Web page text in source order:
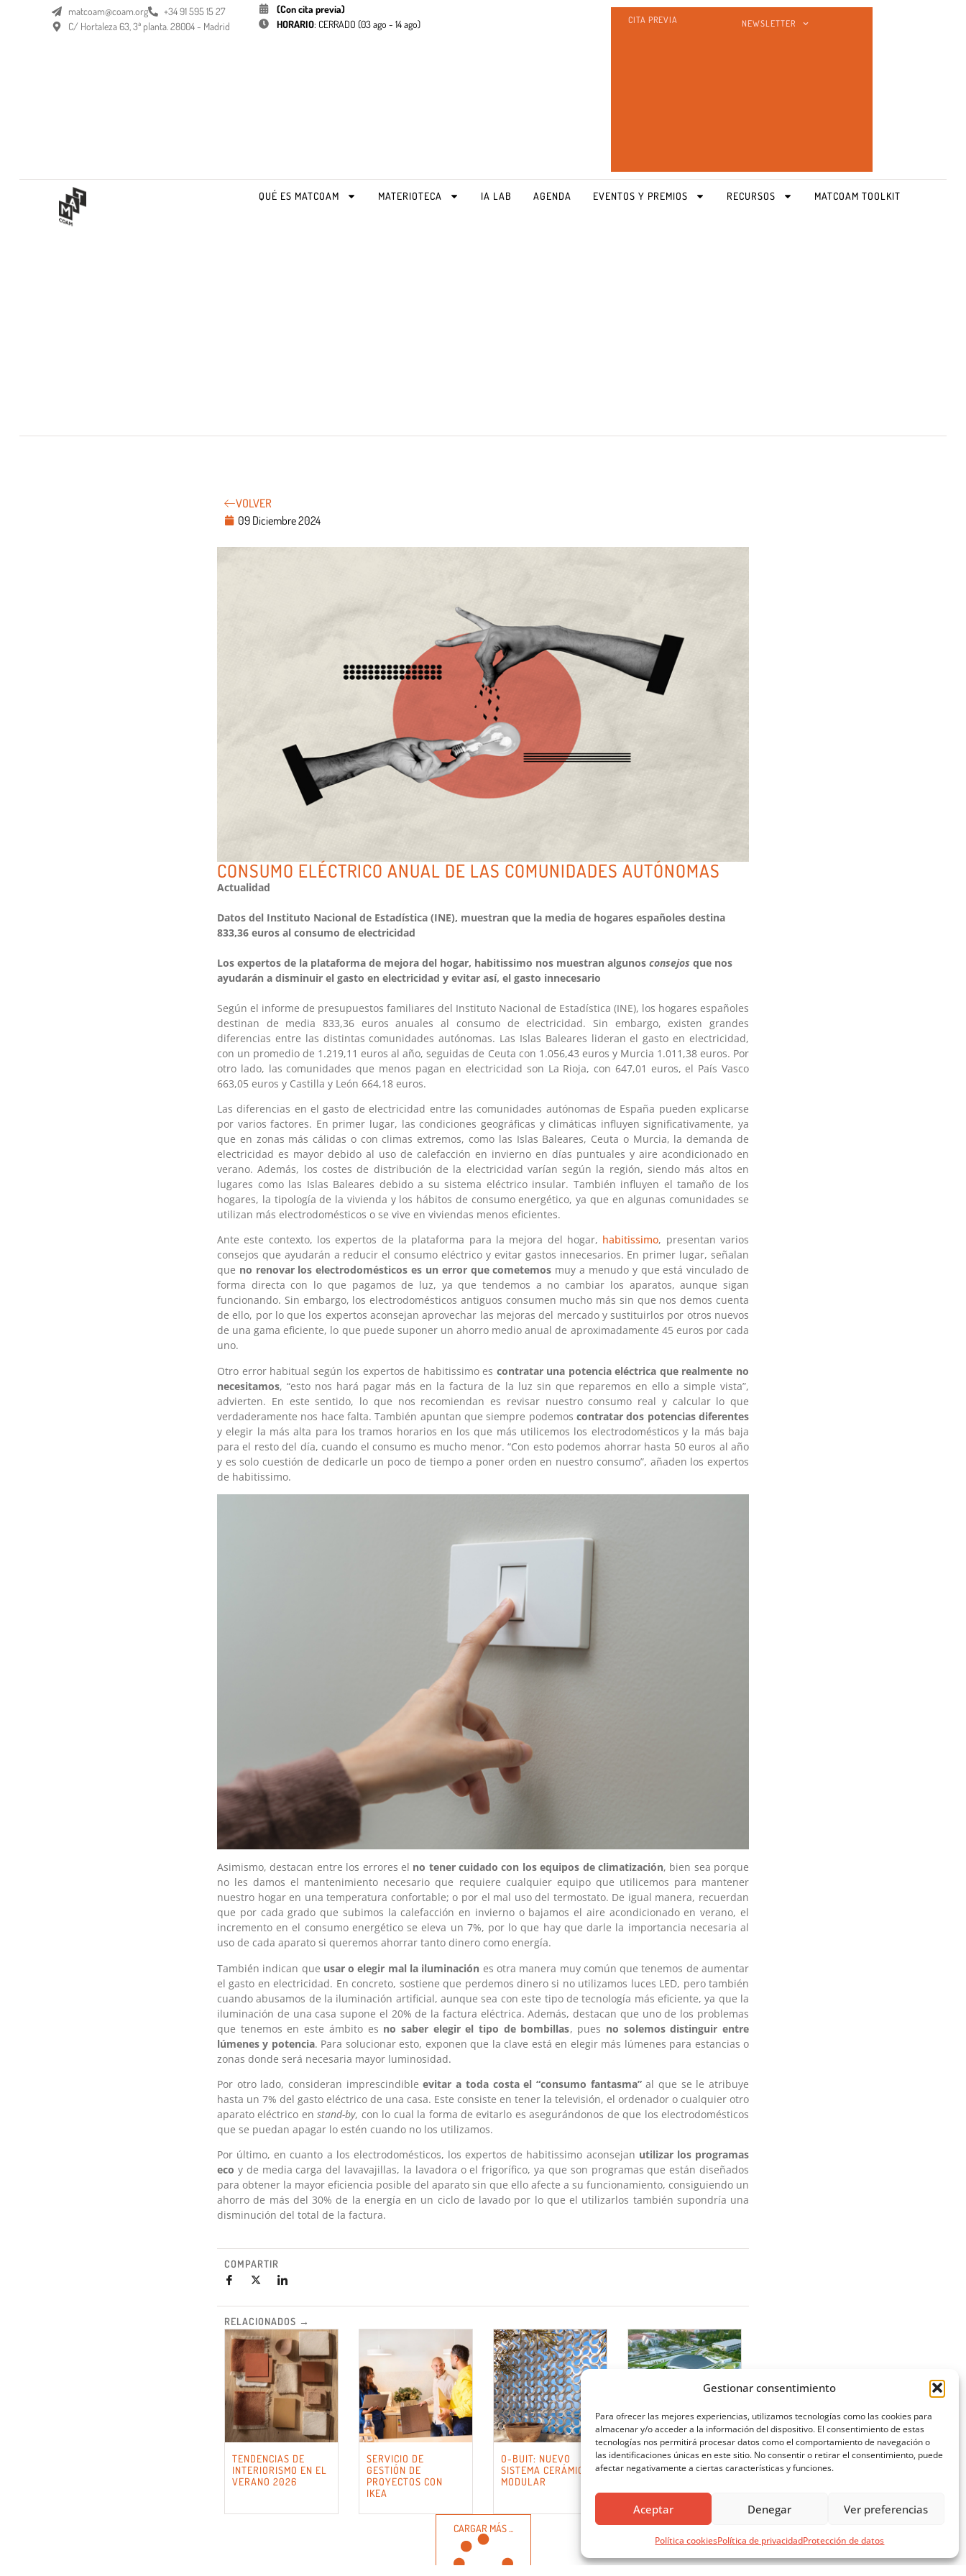
Gestionar consentimiento
Para ofrecer las mejores experiencias, utilizamos tecnologías como las cookies para
almacenar y/o acceder a la información del dispositivo. El consentimiento de estas
tecnologías nos permitirá procesar datos como el comportamiento de navegación o
las identificaciones únicas en este sitio. No consentir o retirar el consentimiento, puede
afectar negativamente a ciertas características y funciones.
Aceptar Denegar Ver preferencias
Política cookiesPolítica de privacidadProtección de datos
matcoam@coam.org
+34 91 595 15 27
C/ Hortaleza 63, 3ª planta. 28004 - Madrid
(Con cita previa)
HORARIO: CERRADO (03 ago - 14 ago) CITA PREVIA NEWSLETTER
QUÉ ES MATCOAM MATERIOTECA IA LAB AGENDA EVENTOS Y PREMIOS RECURSOS MATCOAM TOOLKIT
VOLVER
09 Diciembre 2024
CONSUMO ELÉCTRICO ANUAL DE LAS COMUNIDADES AUTÓNOMAS
Actualidad
Datos del Instituto Nacional de Estadística (INE), muestran que la media de hogares españoles destina
833,36 euros al consumo de electricidad
Los expertos de la plataforma de mejora del hogar, habitissimo nos muestran algunos consejos que nos
ayudarán a disminuir el gasto en electricidad y evitar así, el gasto innecesario
Según el informe de presupuestos familiares del Instituto Nacional de Estadística (INE), los hogares españoles
destinan de media 833,36 euros anuales al consumo de electricidad. Sin embargo, existen grandes
diferencias entre las distintas comunidades autónomas. Las Islas Baleares lideran el gasto en electricidad,
con un promedio de 1.219,11 euros al año, seguidas de Ceuta con 1.056,43 euros y Murcia 1.011,38 euros. Por
otro lado, las comunidades que menos pagan en electricidad son La Rioja, con 647,01 euros, el País Vasco
663,05 euros y Castilla y León 664,18 euros.
Las diferencias en el gasto de electricidad entre las comunidades autónomas de España pueden explicarse
por varios factores. En primer lugar, las condiciones geográficas y climáticas influyen significativamente, ya
que en zonas más cálidas o con climas extremos, como las Islas Baleares, Ceuta o Murcia, la demanda de
electricidad es mayor debido al uso de calefacción en invierno en días puntuales y aire acondicionado en
verano. Además, los costes de distribución de la electricidad varían según la región, siendo más altos en
lugares como las Islas Baleares debido a su sistema eléctrico insular. También influyen el tamaño de los
hogares, la tipología de la vivienda y los hábitos de consumo energético, ya que en algunas comunidades se
utilizan más electrodomésticos o se vive en viviendas menos eficientes.
Ante este contexto, los expertos de la plataforma para la mejora del hogar, habitissimo, presentan varios
consejos que ayudarán a reducir el consumo eléctrico y evitar gastos innecesarios. En primer lugar, señalan
que no renovar los electrodomésticos es un error que cometemos muy a menudo y que está vinculado de
forma directa con lo que pagamos de luz, ya que tendemos a no cambiar los aparatos, aunque sigan
funcionando. Sin embargo, los electrodomésticos antiguos consumen mucho más sin que nos demos cuenta
de ello, por lo que los expertos aconsejan aprovechar las mejoras del mercado y sustituirlos por otros nuevos
de una gama eficiente, lo que puede suponer un ahorro medio anual de aproximadamente 45 euros por cada
uno.
Otro error habitual según los expertos de habitissimo es contratar una potencia eléctrica que realmente no
necesitamos, “esto nos hará pagar más en la factura de la luz sin que reparemos en ello a simple vista”,
advierten. En este sentido, lo que nos recomiendan es revisar nuestro consumo real y calcular lo que
verdaderamente nos hace falta. También apuntan que siempre podemos contratar dos potencias diferentes
y elegir la más alta para los tramos horarios en los que más utilicemos los electrodomésticos y la más baja
para el resto del día, cuando el consumo es mucho menor. “Con esto podemos ahorrar hasta 50 euros al año
y es solo cuestión de dedicarle un poco de tiempo a poner orden en nuestro consumo”, añaden los expertos
de habitissimo.
Asimismo, destacan entre los errores el no tener cuidado con los equipos de climatización, bien sea porque
no les damos el mantenimiento necesario que requiere cualquier equipo que utilicemos para mantener
nuestro hogar en una temperatura confortable; o por el mal uso del termostato. De igual manera, recuerdan
que por cada grado que subimos la calefacción en invierno o bajamos el aire acondicionado en verano, el
incremento en el consumo energético se eleva un 7%, por lo que hay que darle la importancia necesaria al
uso de cada aparato si queremos ahorrar tanto dinero como energía.
También indican que usar o elegir mal la iluminación es otra manera muy común que tenemos de aumentar
el gasto en electricidad. En concreto, sostiene que perdemos dinero si no utilizamos luces LED, pero también
cuando abusamos de la iluminación artificial, aunque sea con este tipo de tecnología más eficiente, ya que la
iluminación de una casa supone el 20% de la factura eléctrica. Además, destacan que uno de los problemas
que tenemos en este ámbito es no saber elegir el tipo de bombillas, pues no solemos distinguir entre
lúmenes y potencia. Para solucionar esto, exponen que la clave está en elegir más lúmenes para estancias o
zonas donde será necesaria mayor luminosidad.
Por otro lado, consideran imprescindibleevitar a toda costa el “consumo fantasma”al que se le atribuye
hasta un 7% del gasto eléctrico de una casa. Este consiste en tener la televisión, el ordenador o cualquier otro
aparato eléctrico enstand-by, con lo cual la forma de evitarlo es asegurándonos de que los electrodomésticos
que se puedan apagar lo estén cuando no los utilizamos.
Por último, en cuanto a los electrodomésticos, los expertos de habitissimo aconsejan utilizar los programas
eco y de media carga del lavavajillas, la lavadora o el frigorífico, ya que son programas que están diseñados
para obtener la mayor eficiencia posible del aparato sin que ello afecte a su funcionamiento, consiguiendo un
ahorro de más del 30% de la energía en un ciclo de lavado por lo que el utilizarlos también supondría una
disminución del total de la factura.
COMPARTIR
RELACIONADOS →
TENDENCIAS DE
INTERIORISMO EN EL
VERANO 2026
SERVICIO DE
GESTIÓN DE
PROYECTOS CON
IKEA
O-BUIT: NUEVO
SISTEMA CERÁMICO
MODULAR
EL LIBRO VERDE DE
SOLUCIONES
CARGAR MÁS ...